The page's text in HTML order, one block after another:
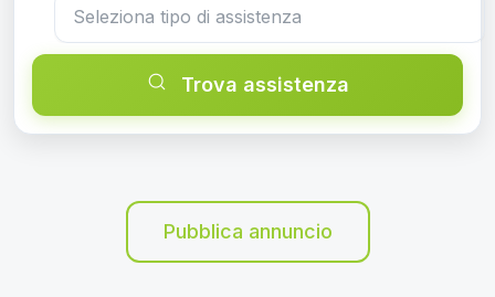
Trova assistenza
Pubblica annuncio